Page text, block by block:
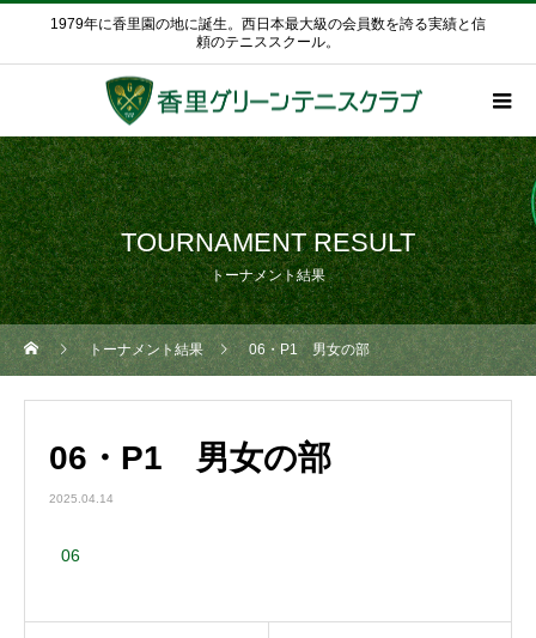
1979年に香里園の地に誕生。西日本最大級の会員数を誇る実績と信
頼のテニススクール。
TOURNAMENT RESULT
トーナメント結果
トーナメント結果 06・P1 男女の部
06・P1 男女の部
2025.04.14
06